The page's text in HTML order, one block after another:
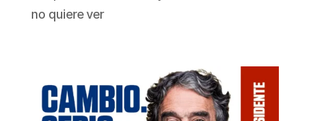
no quiere ver